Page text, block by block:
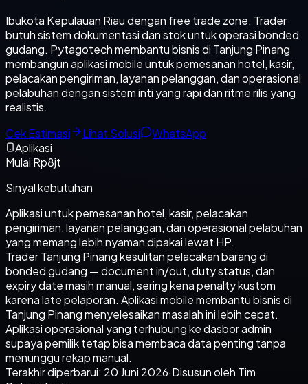
Ibukota Kepulauan Riau dengan free trade zone. Trader
butuh sistem dokumentasi dan stok untuk operasi bonded
gudang. Pytagotech membantu bisnis di Tanjung Pinang
membangun aplikasi mobile untuk pemesanan hotel, kasir,
pelacakan pengiriman, layanan pelanggan, dan operasional
pelabuhan dengan sistem inti yang rapi dan ritme rilis yang
realistis.
Cek Estimasi
Lihat Solusi
WhatsApp
Aplikasi
Mulai Rp8jt
Sinyal kebutuhan
Aplikasi untuk pemesanan hotel, kasir, pelacakan
pengiriman, layanan pelanggan, dan operasional pelabuhan
yang memang lebih nyaman dipakai lewat HP.
Trader Tanjung Pinang kesulitan pelacakan barang di
bonded gudang — document in/out, duty status, dan
expiry date masih manual, sering kena penalty kustom
karena late pelaporan. Aplikasi mobile membantu bisnis di
Tanjung Pinang menyelesaikan masalah ini lebih cepat.
Aplikasi operasional yang terhubung ke dasbor admin
supaya pemilik tetap bisa membaca data penting tanpa
menunggu rekap manual.
Terakhir diperbarui: 20 Juni 2026·Disusun oleh Tim